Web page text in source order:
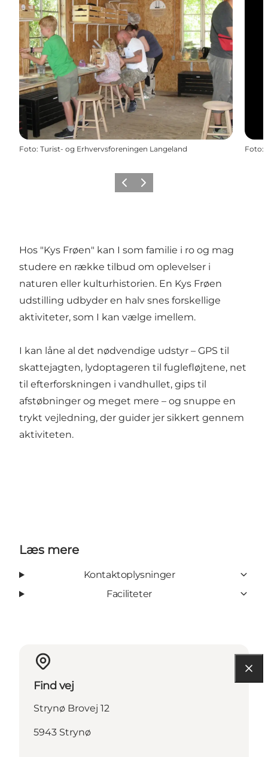
Foto: Turist- og Erhvervsforeningen Langeland Foto:
ForrigeNæste
Hos "Kys Frøen" kan I som familie i ro og mag
studere en række tilbud om oplevelser i
naturen eller kulturhistorien. En Kys Frøen
udstilling udbyder en halv snes forskellige
aktiviteter, som I kan vælge imellem.
I kan låne al det nødvendige udstyr – GPS til
skattejagten, lydoptageren til fuglefløjtene, net
til efterforskningen i vandhullet, gips til
afstøbninger og meget mere – og snuppe en
trykt vejledning, der guider jer sikkert gennem
aktiviteten.
Læs mere
Kontaktoplysninger
Faciliteter
Find vej
Strynø Brovej 12
5943 Strynø